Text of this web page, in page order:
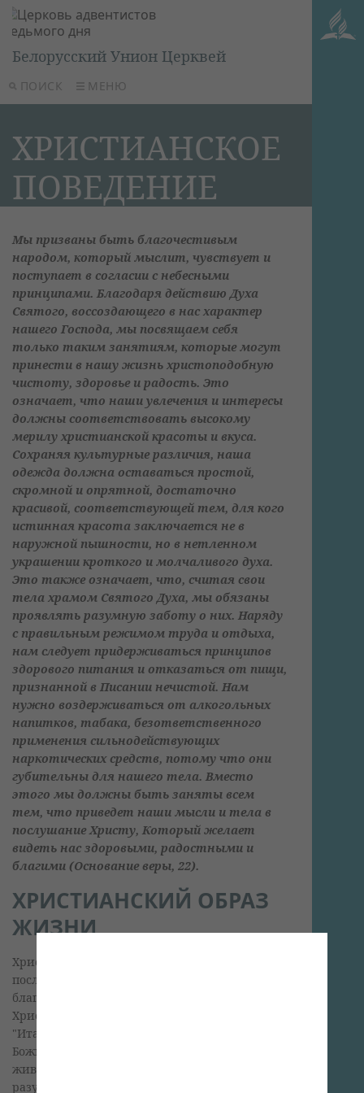
ПОИСК МЕНЮ
Белорусский Унион Церквей
ХРИСТИАНСКОЕ
ПОВЕДЕНИЕ
Мы призваны быть благочестивым
народом, который мыслит, чувствует и
поступает в согласии с небесными
принципами. Благодаря действию Духа
Святого, воссоздающего в нас характер
нашего Господа, мы посвящаем себя
только таким занятиям, которые могут
принести в нашу жизнь христоподобную
чистоту, здоровье и радость. Это
означает, что наши увлечения и интересы
должны соответствовать высокому
мерилу христианской красоты и вкуса.
Сохраняя культурные различия, наша
одежда должна оставаться простой,
скромной и опрятной, достаточно
красивой, соответствующей тем, для кого
истинная красота заключается не в
наружной пышности, но в нетленном
украшении кроткого и молчаливого духа.
Это также означает, что, считая свои
тела храмом Святого Духа, мы обязаны
проявлять разумную заботу о них. Наряду
с правильным режимом труда и отдыха,
нам следует придерживаться принципов
здорового питания и отказаться от пищи,
признанной в Писании нечистой. Нам
нужно воздерживаться от алкогольных
напитков, табака, безответственного
применения сильнодействующих
наркотических средств, потому что они
губительны для нашего тела. Вместо
этого мы должны быть заняты всем
тем, что приведет наши мысли и тела в
послушание Христу, Который желает
видеть нас здоровыми, радостными и
благими (Основание веры, 22).
ХРИСТИАНСКИЙ ОБРАЗ
ЖИЗНИ
Христианское поведение, или образ жизни
последователя Христа, является выражением
благодарности за чудное Божье спасение во
Христе, Павел призывает всех христиан:
"Итак, умоляю вас, братия, милосердием
Божиим, представьте тела ваши в жертву
живую, святую, благоугодную Богу, для
разумного служения вашего. И не